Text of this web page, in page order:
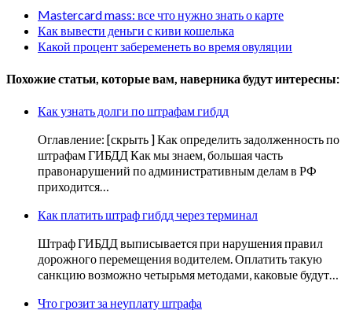
Mastercard mass: все что нужно знать о карте
Как вывести деньги с киви кошелька
Какой процент забеременеть во время овуляции
Похожие статьи, которые вам, наверника будут интересны:
Как узнать долги по штрафам гибдд
Оглавление: [скрыть ] Как определить задолженность по
штрафам ГИБДД Как мы знаем, большая часть
правонарушений по административным делам в РФ
приходится…
Как платить штраф гибдд через терминал
Штраф ГИБДД выписывается при нарушения правил
дорожного перемещения водителем. Оплатить такую
санкцию возможно четырьмя методами, каковые будут…
Что грозит за неуплату штрафа